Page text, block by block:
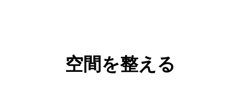
空間を整える